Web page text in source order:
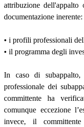
attribuzione dell'appalto
documentazione inerente:
• i profili professionali
• il programma degli
In caso di subappalto,
professionale dei
committente ha
comunque eccezione
invece, il